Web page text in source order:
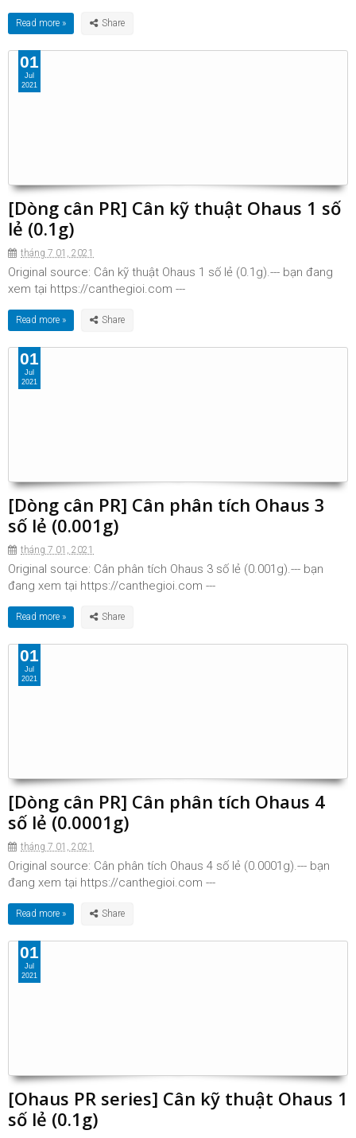
Read more »
[Dòng cân PR] Cân kỹ thuật Ohaus 1 số
lẻ (0.1g)
tháng 7 01, 2021
Original source: Cân kỹ thuật Ohaus 1 số lẻ (0.1g).--- bạn đang
xem tại https://canthegioi.com ---
Read more »
01
Jul
2021
[Dòng cân PR] Cân phân tích Ohaus 3
số lẻ (0.001g)
tháng 7 01, 2021
Original source: Cân phân tích Ohaus 3 số lẻ (0.001g).--- bạn
đang xem tại https://canthegioi.com ---
Read more »
01
Jul
2021
[Dòng cân PR] Cân phân tích Ohaus 4
số lẻ (0.0001g)
tháng 7 01, 2021
Original source: Cân phân tích Ohaus 4 số lẻ (0.0001g).--- bạn
đang xem tại https://canthegioi.com ---
Read more »
01
Jul
2021
[Ohaus PR series] Cân kỹ thuật Ohaus 1
số lẻ (0.1g)
01
Jul
2021